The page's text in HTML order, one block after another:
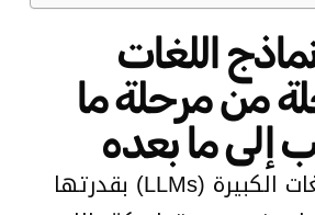
اللغات
من مرحلة ما
إلى ما بعده
تُعرف نماذج اللغات الكبيرة (LLMs) بقدرتها